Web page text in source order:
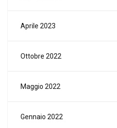
Aprile 2023
Ottobre 2022
Maggio 2022
Gennaio 2022